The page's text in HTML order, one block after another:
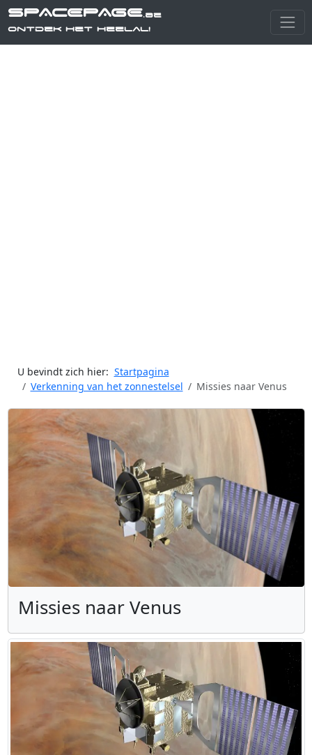
SPACEPAGE.be
Ontdek het heelal!
U bevindt zich hier: Startpagina
Verkenning van het zonnestelsel
Missies naar Venus
Missies naar Venus